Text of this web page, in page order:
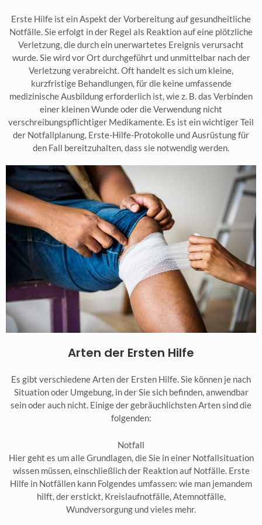
Erste Hilfe ist ein Aspekt der Vorbereitung auf gesundheitliche
Notfälle. Sie erfolgt in der Regel als Reaktion auf eine plötzliche
Verletzung, die durch ein unerwartetes Ereignis verursacht
wurde. Sie wird vor Ort durchgeführt und unmittelbar nach der
Verletzung verabreicht. Oft handelt es sich um kleine,
kurzfristige Behandlungen, für die keine umfassende
medizinische Ausbildung erforderlich ist, wie z. B. das Verbinden
einer kleinen Wunde oder die Verwendung nicht
verschreibungspflichtiger Medikamente. Es ist ein wichtiger Teil
der Notfallplanung, Erste-Hilfe-Protokolle und Ausrüstung für
den Fall bereitzuhalten, dass sie notwendig werden.
Arten der Ersten Hilfe
Es gibt verschiedene Arten der Ersten Hilfe. Sie können je nach
Situation oder Umgebung, in der Sie sich befinden, anwendbar
sein oder auch nicht. Einige der gebräuchlichsten Arten sind die
folgenden:
Notfall
Hier geht es um alle Grundlagen, die Sie in einer Notfallsituation
wissen müssen, einschließlich der Reaktion auf Notfälle. Erste
Hilfe in Notfällen kann Folgendes umfassen: wie man jemandem
hilft, der erstickt, Kreislaufnotfälle, Atemnotfälle,
Wundversorgung und vieles mehr.